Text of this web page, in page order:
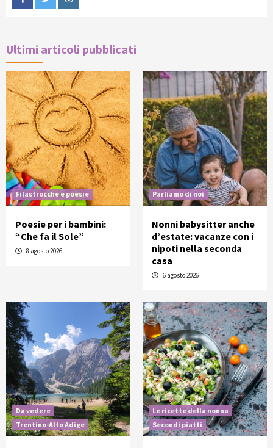
FacebookTwitterInstagram
Ultimi articoli pubblicati
Filastrocche e poesie
Poesie per i bambini:
“Che fa il Sole”
8 agosto 2026
Parliamo di noi
Nonni babysitter anche
d’estate: vacanze con i
nipoti nella seconda
casa
6 agosto 2026
Da vedere
Trentino-Alto Adige
Le ricette della nonna
Secondi piatti